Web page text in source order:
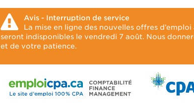
Avis - Interruption de service
La mise en ligne des nouvelles offres
seront indisponibles le vendredi 7 août. Nous
et de votre patience.